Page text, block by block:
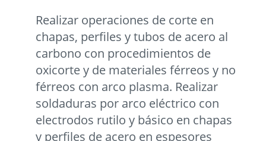
Realizar operaciones de corte en
chapas, perfiles y tubos de acero al
carbono con procedimientos de
oxicorte y de materiales férreos y no
férreos con arco plasma. Realizar
soldaduras por arco eléctrico con
electrodos rutilo y básico en chapas
y perfiles de acero en espesores